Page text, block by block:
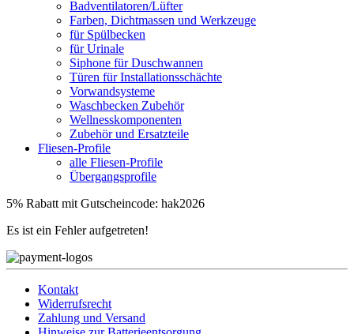
Badventilatoren/Lüfter
Farben, Dichtmassen und Werkzeuge
für Spülbecken
für Urinale
Siphone für Duschwannen
Türen für Installationsschächte
Vorwandsysteme
Waschbecken Zubehör
Wellnesskomponenten
Zubehör und Ersatzteile
Fliesen-Profile
alle Fliesen-Profile
Übergangsprofile
5% Rabatt mit Gutscheincode: hak2026
Es ist ein Fehler aufgetreten!
Kontakt
Widerrufsrecht
Zahlung und Versand